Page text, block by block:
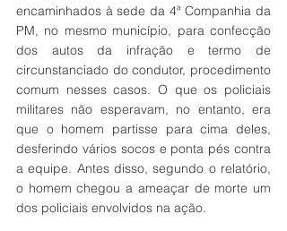
encaminhados à sede da 4ª Companhia da
PM, no mesmo município, para confecção
dos autos da infração e termo de
circunstanciado do condutor, procedimento
comum nesses casos. O que os policiais
militares não esperavam, no entanto, era
que o homem partisse para cima deles,
desferindo vários socos e ponta pés contra
a equipe. Antes disso, segundo o relatório,
o homem chegou a ameaçar de morte um
dos policiais envolvidos na ação.